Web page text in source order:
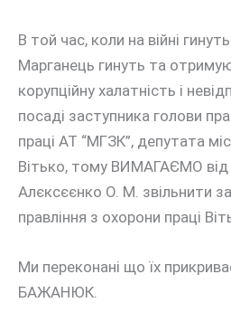
В той час, коли на війні
Марганець гинуть та
корупційну халатність і
посаді заступника голови
праці АТ “МГЗК”, депутата
Вітько, тому ВИМАГАЄМО від
Алєксєєнко О. М. звільнити
правління з охорони праці
Ми переконані що їх
БАЖАНЮК.